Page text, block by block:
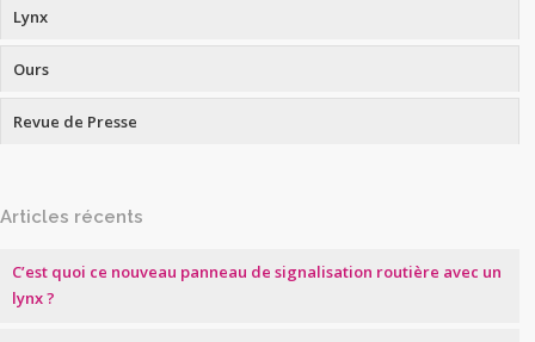
Lynx
Ours
Revue de Presse
Articles récents
C’est quoi ce nouveau panneau de signalisation routière avec un
lynx ?